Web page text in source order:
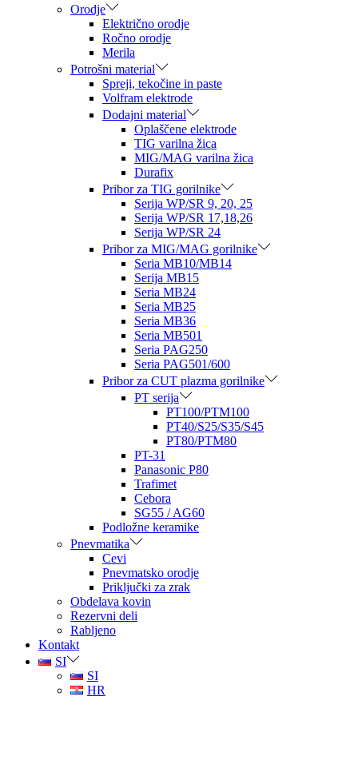
Orodje
Električno orodje
Ročno orodje
Merila
Potrošni material
Spreji, tekočine in paste
Volfram elektrode
Dodajni material
Oplaščene elektrode
TIG varilna žica
MIG/MAG varilna žica
Durafix
Pribor za TIG gorilnike
Serija WP/SR 9, 20, 25
Serija WP/SR 17,18,26
Serija WP/SR 24
Pribor za MIG/MAG gorilnike
Seria MB10/MB14
Serija MB15
Seria MB24
Seria MB25
Seria MB36
Seria MB501
Seria PAG250
Seria PAG501/600
Pribor za CUT plazma gorilnike
PT serija
PT100/PTM100
PT40/S25/S35/S45
PT80/PTM80
PT-31
Panasonic P80
Trafimet
Cebora
SG55 / AG60
Podložne keramike
Pnevmatika
Cevi
Pnevmatsko orodje
Priključki za zrak
Obdelava kovin
Rezervni deli
Rabljeno
Kontakt
SI
SI
HR